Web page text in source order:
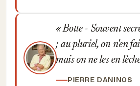
Botte - Souvent
; au pluriel, on n'en
mais on ne les en
PIERRE DANINOS